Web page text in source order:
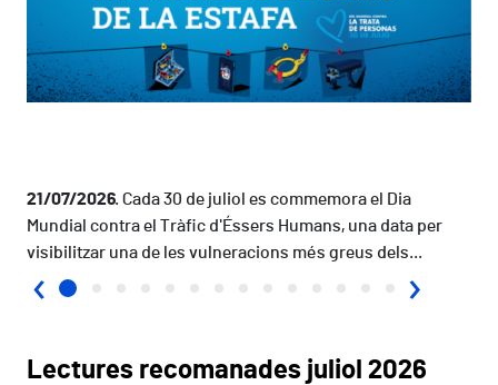
21/07/2026 Cada 30 de juliol es commemora el Dia
Mundial contra el Tràfic d'Éssers Humans, una data per
visibilitzar una de les vulneracions més greus dels...
‹ ›
Lectures recomanades juliol 2026